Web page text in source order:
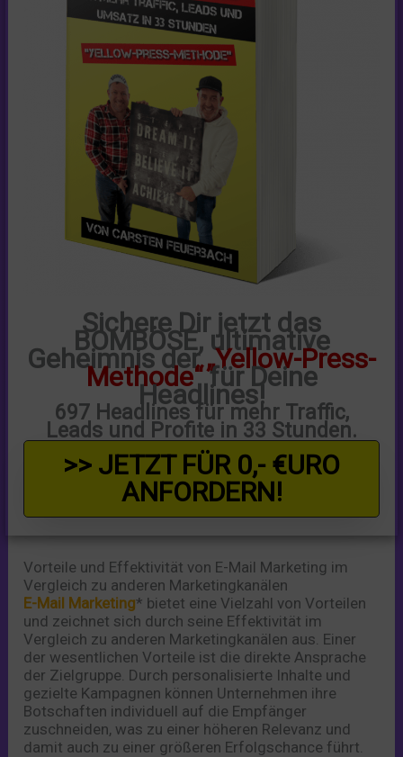
Sichere Dir jetzt das
BOMBÖSE, ultimative
Geheimnis der„Yellow-Press-
Methode“für Deine
Headlines!
697 Headlines für mehr Traffic,
Leads und Profite in 33 Stunden.
>> JETZT FÜR 0,- €URO
ANFORDERN!
Vorteile und Effektivität von E-Mail Marketing im
Vergleich zu anderen Marketingkanälen
E-Mail Marketing* bietet eine Vielzahl von Vorteilen
und zeichnet sich durch seine Effektivität im
Vergleich zu anderen Marketingkanälen aus. Einer
der wesentlichen Vorteile ist die direkte Ansprache
der Zielgruppe. Durch personalisierte Inhalte und
gezielte Kampagnen können Unternehmen ihre
Botschaften individuell auf die Empfänger
zuschneiden, was zu einer höheren Relevanz und
damit auch zu einer größeren Erfolgschance führt.